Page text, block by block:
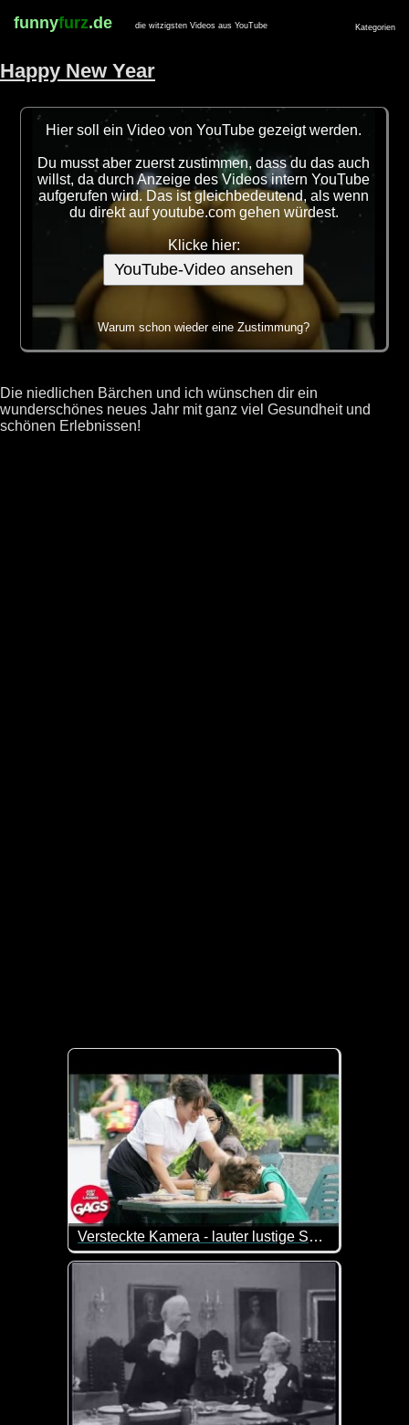
funnyfurz.de die witzigsten Videos aus YouTube Kategorien
Happy New Year
Hier soll ein Video von YouTube gezeigt werden.
Du musst aber zuerst zustimmen, dass du das auch
willst, da durch Anzeige des Videos intern YouTube
aufgerufen wird. Das ist gleichbedeutend, als wenn
du direkt auf youtube.com gehen würdest.
Klicke hier:
YouTube-Video ansehen
Warum schon wieder eine Zustimmung?
Die niedlichen Bärchen und ich wünschen dir ein
wunderschönes neues Jahr mit ganz viel Gesundheit und
schönen Erlebnissen!
Versteckte Kamera - lauter lustige Szenen
Die versteckte Kamera hat immer wieder neue